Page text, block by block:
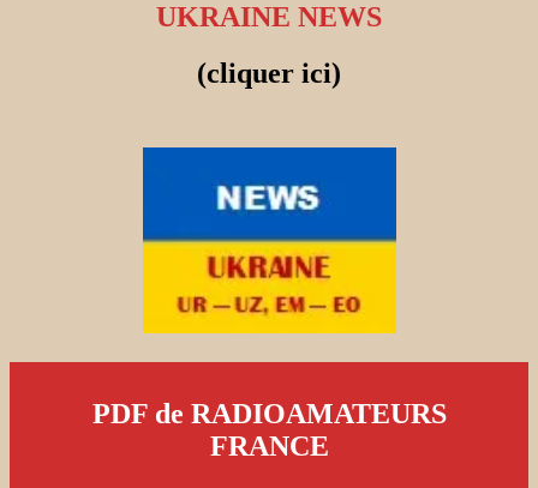
UKRAINE NEWS
(cliquer ici)
PDF de RADIOAMATEURS
FRANCE